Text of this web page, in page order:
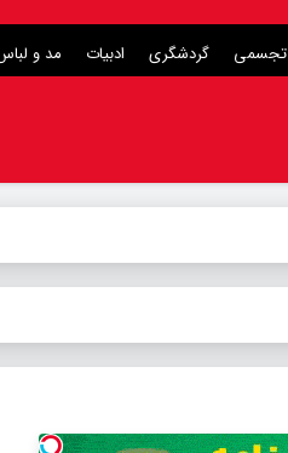
تجسمی گردشگری ادبیات مد و